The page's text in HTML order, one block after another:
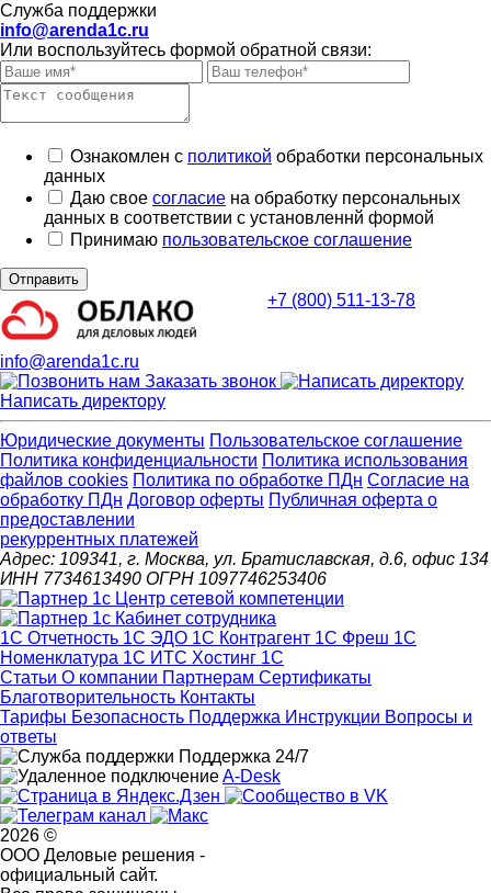
Служба поддержки
info@arenda1c.ru
Или воспользуйтесь формой обратной связи:
Ознакомлен с политикой обработки персональных
данных
Даю свое согласие на обработку персональных
данных в соответствии с установленнй формой
Принимаю пользовательское соглашение
Отправить
+7 (800) 511-13-78
info@arenda1c.ru
Заказать звонок
Написать директору
Юридические документы Пользовательское соглашение
Политика конфиденциальности Политика использования
файлов cookies Политика по обработке ПДн Cогласие на
обработку ПДн Договор оферты Публичная оферта о
предоставлении
рекуррентных платежей
Адрес: 109341, г. Москва, ул. Братиславская, д.6, офис 134
ИНН 7734613490 ОГРН 1097746253406
1С Отчетность 1С ЭДО 1С Контрагент 1С Фреш 1С
Номенклатура 1С ИТС Хостинг 1С
Статьи О компании Партнерам Сертификаты
Благотворительность Контакты
Тарифы Безопасность Поддержка Инструкции Вопросы и
ответы
Поддержка 24/7
A-Desk
2026 ©
ООО Деловые решения -
официальный сайт.